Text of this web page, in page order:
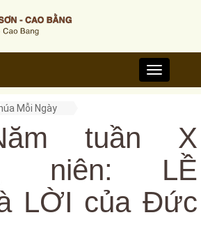
Toggle
navigation
Mỗi Ngày
tuần X
niên: LỀ
LỜI của Đức